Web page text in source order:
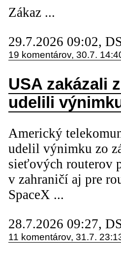
Zákaz ...
29.7.2026 09:02,
19 komentárov, 30.7.
USA zakázali
udelili
Americký
udelil výnimku zo
sieťových routerov
v zahraničí aj pre
SpaceX ...
28.7.2026 09:27,
11 komentárov, 31.7.